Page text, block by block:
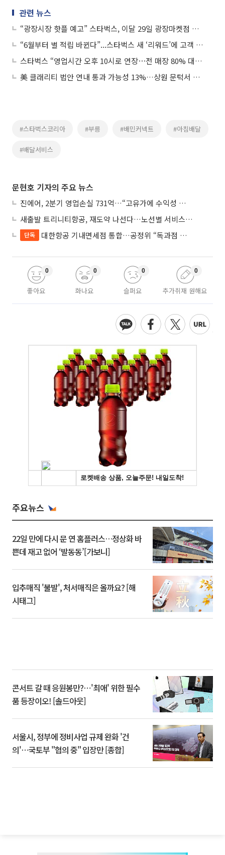
관련 뉴스
“광장시장 핫플 예고” 스타벅스, 이달 29일 광장마켓점 오픈
“6월부터 별 적립 바뀐다”...스타벅스 새 ‘리워드’에 고객 이견 분분
스타벅스 “영업시간 오후 10시로 연장⋯전 매장 80% 대상”
美 클래리티 법안 연내 통과 가능성 13%…상원 문턱서 제동
#스타벅스코리아 #부릉 #배민커넥트 #아침배달
#배달서비스
문현호 기자의 주요 뉴스
진에어, 2분기 영업손실 731억…“고유가에 수익성 악화”
새출발 트리니티항공, 재도약 나선다…노선별 서비스 차별화
단독 대한항공 기내면세점 통합…공정위 “독과점 여부 따진다”
좋아요
0
화나요
0
슬퍼요
0
추가취재 원해요
0
주요뉴스
22일 만에 다시 문 연 홈플러스…정상화 바
쁜데 재고 없어 ‘발동동’[가보니]
입추매직 '불발', 처서매직은 올까요? [해
시태그]
콘서트 갈 때 응원봉만?⋯'최애' 위한 필수
품 등장이오! [솔드아웃]
서울시, 정부에 정비사업 규제 완화 '건
의'⋯국토부 "협의 중" 입장만 [종합]